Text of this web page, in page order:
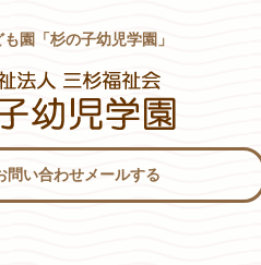
園「杉の子幼児学園」
問い合わせメールする